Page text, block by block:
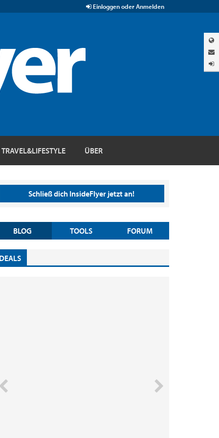
Einloggen oder Anmelden
TRAVEL&LIFESTYLE ÜBER
Schließ dich InsideFlyer jetzt an!
BLOG TOOLS FORUM
DEALS